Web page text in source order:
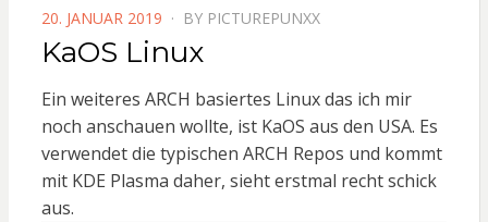
POSTED
ON
20. JANUAR 2019 BY PICTUREPUNXX
KaOS Linux
Ein weiteres ARCH basiertes Linux das ich mir
noch anschauen wollte, ist KaOS aus den USA. Es
verwendet die typischen ARCH Repos und kommt
mit KDE Plasma daher, sieht erstmal recht schick
aus.